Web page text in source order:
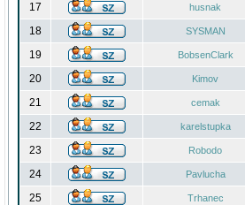
17 husnak
18 SYSMAN
19 BobsenClark
20 Kimov
21 cemak
22 karelstupka
23 Robodo
24 Pavlucha
25 Trhanec